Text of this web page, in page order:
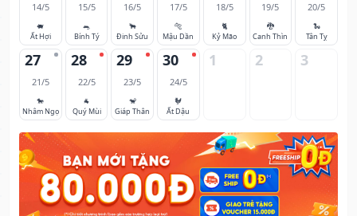
14/5
🐖
Ất Hợi
15/5
🐀
Bính Tý
16/5
🐂
Đinh Sửu
17/5
🐅
Mậu Dần
18/5
🐈
Kỷ Mão
19/5
🐉
Canh Thìn
20/5
🐍
Tân Tỵ
27
21/5
🐎
Nhâm Ngọ
28
22/5
🐐
Quý Mùi
29
23/5
🐒
Giáp Thân
30
24/5
🐓
Ất Dậu
1 2 3